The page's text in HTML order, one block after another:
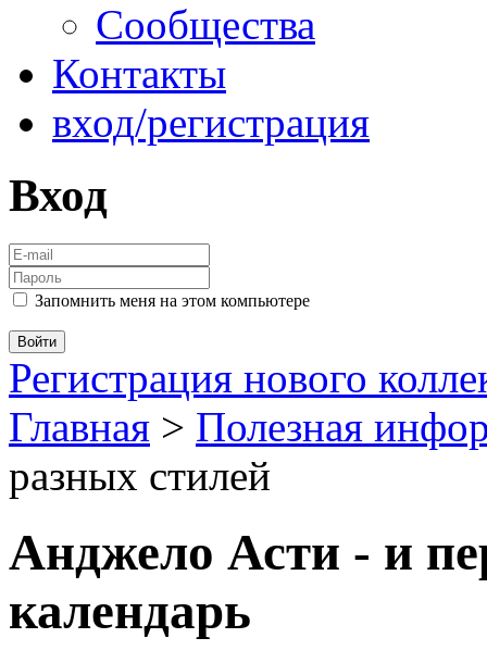
Сообщества
Контакты
вход/регистрация
Вход
Запомнить меня на этом компьютере
Регистрация нового
Главная > Полезная
разных стилей
Анджело Асти - и
календарь